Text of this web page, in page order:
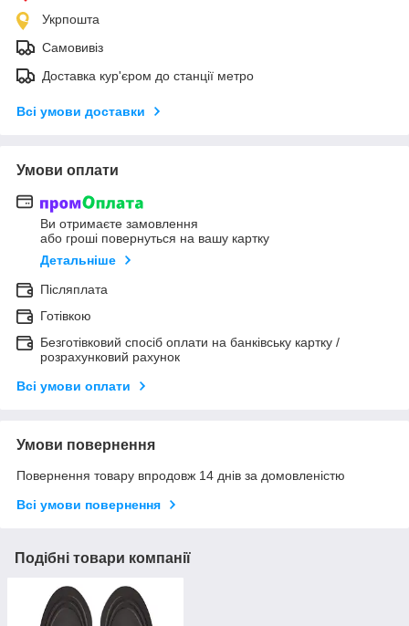
Укрпошта
Самовивіз
Доставка кур'єром до станції метро
Всі умови доставки
Умови оплати
Ви отримаєте замовлення
або гроші повернуться на вашу картку
Детальніше
Післяплата
Готівкою
Безготівковий спосіб оплати на банківську картку /
розрахунковий рахунок
Всі умови оплати
Умови повернення
Повернення товару впродовж 14 днів за домовленістю
Всі умови повернення
Подібні товари компанії